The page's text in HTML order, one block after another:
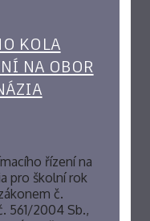
KOLA
NA OBOR
řízení na
pro školní rok
č.
561/2004 Sb.,